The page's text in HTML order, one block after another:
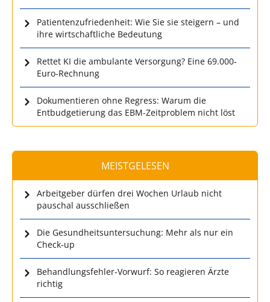
Patientenzufriedenheit: Wie Sie sie steigern – und
ihre wirtschaftliche Bedeutung
Rettet KI die ambulante Versorgung? Eine 69.000-
Euro-Rechnung
Dokumentieren ohne Regress: Warum die
Entbudgetierung das EBM-Zeitproblem nicht löst
MEISTGELESEN
Arbeitgeber dürfen drei Wochen Urlaub nicht
pauschal ausschließen
Die Gesundheitsuntersuchung: Mehr als nur ein
Check-up
Behandlungsfehler-Vorwurf: So reagieren Ärzte
richtig